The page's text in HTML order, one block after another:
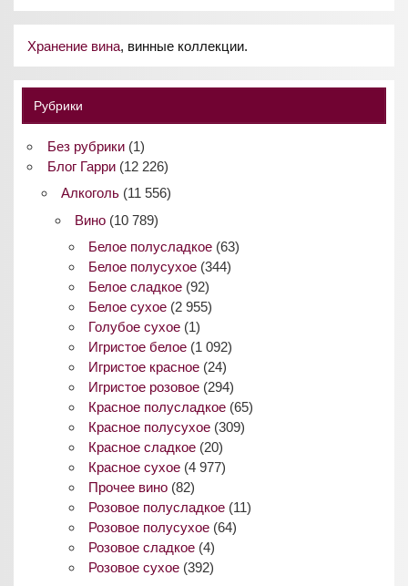
Хранение вина, винные коллекции.
Рубрики
Без рубрики(1)
Блог Гарри(12 226)
Алкоголь(11 556)
Вино(10 789)
Белое полусладкое (63)
Белое полусухое (344)
Белое сладкое (92)
Белое сухое (2 955)
Голубое сухое (1)
Игристое белое (1 092)
Игристое красное (24)
Игристое розовое (294)
Красное полусладкое (65)
Красное полусухое (309)
Красное сладкое (20)
Красное сухое (4 977)
Прочее вино (82)
Розовое полусладкое (11)
Розовое полусухое (64)
Розовое сладкое (4)
Розовое сухое (392)